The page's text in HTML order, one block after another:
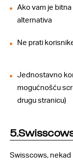
Ako vam je
alternativa
Ne prati
Jednostavno
mogućnošću
drugu stranicu)
Swisscows,